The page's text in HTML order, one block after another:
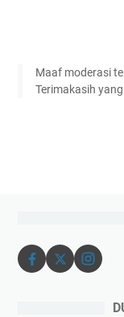
Maaf moderasi
Terimakasih